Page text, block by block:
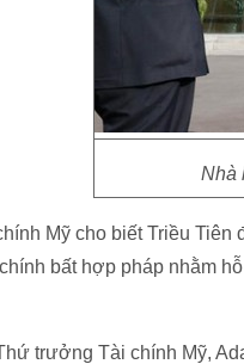
Nhà
Mỹ cho biết Triều
bất hợp pháp nhằm
trưởng Tài chính Mỹ,